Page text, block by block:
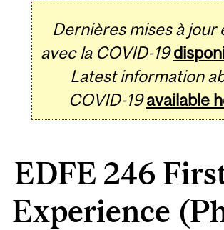
Dernières mises à jour
avec la COVID-19
Latest information
COVID-19 available
EDFE 246
Experience